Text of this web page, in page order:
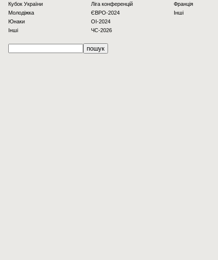
Кубок України
Молодіжка
Юнаки
Інші
Ліга конференцій
ЄВРО-2024
OI-2024
ЧС-2026
Франція
Інші